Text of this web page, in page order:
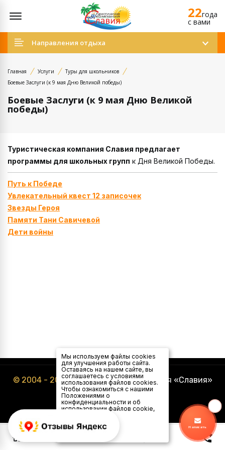
22года
c вами
Направления отдыха
Главная Услуги
Туры для школьников
Боевые Заслуги (к 9 мая Дню Великой победы)
Боевые Заслуги (к 9 мая Дню Великой
победы)
Туристическая компания Славия предлагает
программы для школьных групп к Дня Великой Победы.
Путь к Победе
Увлекательный квест 12 записочек
Звезды Героя
Памяти Тани Савичевой
Дети войны
© 2004 - 2026 Туристическая компания «Славия»
Мы используем файлы cookies
для улучшения работы сайта.
Оставаясь на нашем сайте, вы
соглашаетесь с условиями
использования файлов cookies.
Чтобы ознакомиться с нашими
Положениями о
конфиденциальности и об
использовании файлов cookie,
Я
согласен
Написать